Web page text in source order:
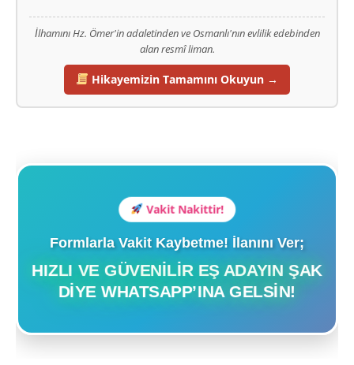
İlhamını Hz. Ömer'in adaletinden ve Osmanlı'nın evlilik edebinden
alan resmî liman.
Hikayemizin Tamamını Okuyun →
Vakit Nakittir!
Formlarla Vakit Kaybetme! İlanını Ver;
HIZLI VE GÜVENILIR EŞ ADAYIN ŞAK
DIYE WHATSAPP’INA GELSIN!